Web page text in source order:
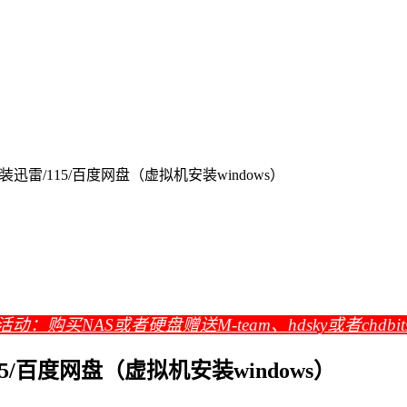
雷/115/百度网盘（虚拟机安装windows）
动：购买NAS或者硬盘赠送M-team、hdsky或者
度网盘（虚拟机安装windows）